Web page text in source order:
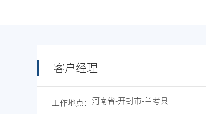
客户经理
工作地点： 河南省-开封市-兰考县